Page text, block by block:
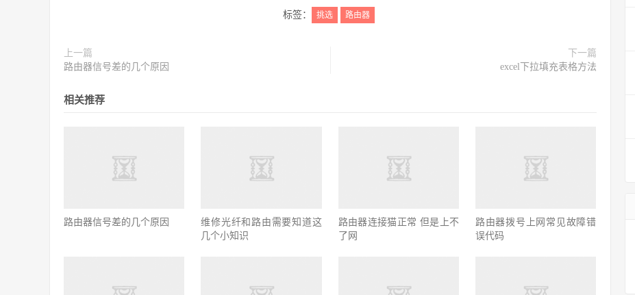
标签： 挑选 路由器
上一篇
路由器信号差的几个原因
下一篇
excel下拉填充表格方法
相关推荐
路由器信号差的几个原因
维修光纤和路由需要知道这
几个小知识
路由器连接猫正常 但是上不
了网
路由器拨号上网常见故障错
误代码